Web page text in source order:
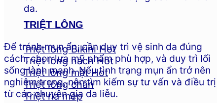
TRIỆT LÔNG
Triệt lông Bikini
Triệt lông nách
Triệt lông mặt
Triệt lông chân
Triệt ria mép
da.
Để tránh mụn ẩn, cần duy trì vệ sinh da đúng
cách, chọn lựa mỹ phẩm phù hợp, và duy trì lối
sống lành mạnh. Nếu tình trạng mụn ẩn trở nên
nghiêm trọng, nên tìm kiếm sự tư vấn và điều trị
từ các chuyên gia da liễu.